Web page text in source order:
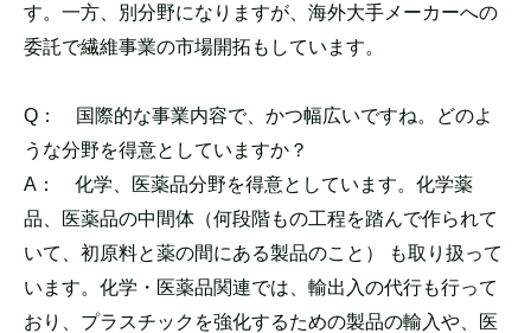
す。一方、別分野になりますが、海外大手メーカーへの
委託で繊維事業の市場開拓もしています。
Q：
国際的な事業内容で、かつ幅広いですね。どのよ
うな分野を得意としていますか？
A： 化学、医薬品分野を得意としています。化学薬
品、医薬品の中間体（何段階もの工程を踏んで作られて
いて、初原料と薬の間にある製品のこと） も取り扱って
います。化学・医薬品関連では、輸出入の代行も行って
おり、プラスチックを強化するための製品の輸入や、医